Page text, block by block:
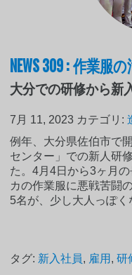
NEWS 309 : 作業服
大分での研修から新
7月 11, 2023 カテゴリ:
例年、大分県佐伯市で
センター」での新人研
た。4月4日から3ヶ月
カの作業服に悪戦苦闘
5名が、少し大人っぽく
タグ: 新入社員, 雇用 ,研